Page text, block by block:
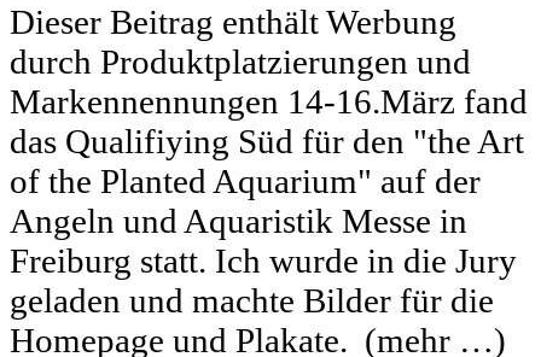
Dieser Beitrag enthält Werbung
durch Produktplatzierungen und
Markennennungen 14-16.März fand
das Qualifiying Süd für den "the Art
of the Planted Aquarium" auf der
Angeln und Aquaristik Messe in
Freiburg statt. Ich wurde in die Jury
geladen und machte Bilder für die
Homepage und Plakate. (mehr …)